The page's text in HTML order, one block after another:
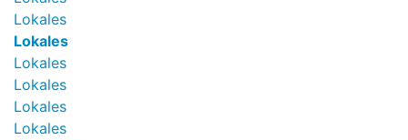
Lokales
Lokales
Lokales
Lokales
Lokales
Lokales